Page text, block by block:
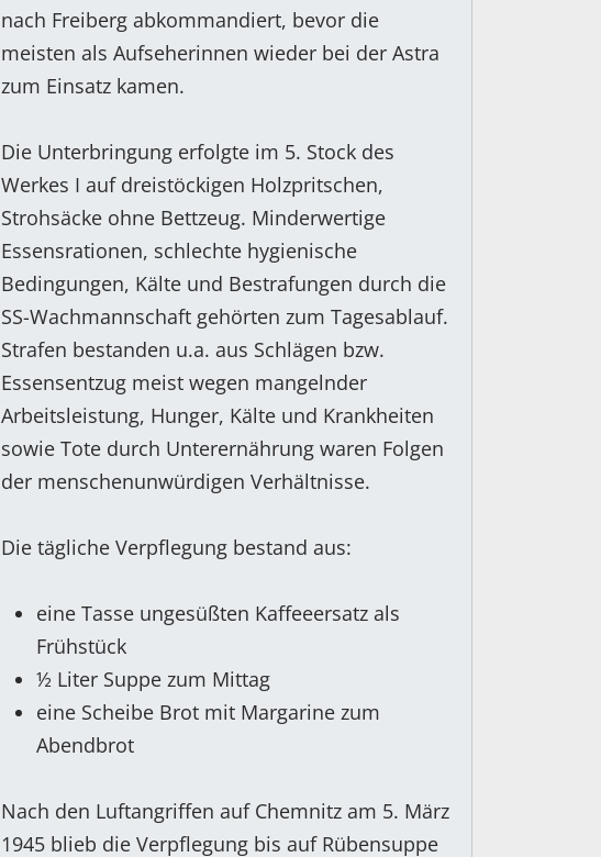
nach Freiberg abkommandiert, bevor die
meisten als Aufseherinnen wieder bei der Astra
zum Einsatz kamen.
Die Unterbringung erfolgte im 5. Stock des
Werkes I auf dreistöckigen Holzpritschen,
Strohsäcke ohne Bettzeug. Minderwertige
Essensrationen, schlechte hygienische
Bedingungen, Kälte und Bestrafungen durch die
SS-Wachmannschaft gehörten zum Tagesablauf.
Strafen bestanden u.a. aus Schlägen bzw.
Essensentzug meist wegen mangelnder
Arbeitsleistung, Hunger, Kälte und Krankheiten
sowie Tote durch Unterernährung waren Folgen
der menschenunwürdigen Verhältnisse.
Die tägliche Verpflegung bestand aus:
eine Tasse ungesüßten Kaffeeersatz als
Frühstück
½ Liter Suppe zum Mittag
eine Scheibe Brot mit Margarine zum
Abendbrot
Nach den Luftangriffen auf Chemnitz am 5. März
1945 blieb die Verpflegung bis auf Rübensuppe